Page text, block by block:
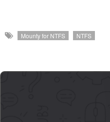
Mounty for NTFS NTFS